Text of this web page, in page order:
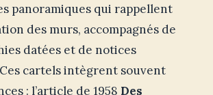
panoramiques qui rappellent
des murs, accompagnés de
datées et de notices
cartels intègrent souvent
: l’article de 1958 Des